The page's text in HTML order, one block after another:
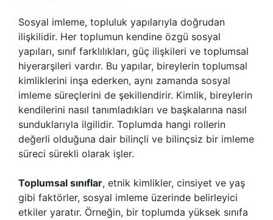
Sosyal imleme, topluluk yapılarıyla doğrudan
ilişkilidir. Her toplumun kendine özgü sosyal
yapıları, sınıf farklılıkları, güç ilişkileri ve toplumsal
hiyerarşileri vardır. Bu yapılar, bireylerin toplumsal
kimliklerini inşa ederken, aynı zamanda sosyal
imleme süreçlerini de şekillendirir. Kimlik, bireylerin
kendilerini nasıl tanımladıkları ve başkalarına nasıl
sunduklarıyla ilgilidir. Toplumda hangi rollerin
değerli olduğuna dair bilinçli ve bilinçsiz bir imleme
süreci sürekli olarak işler.
Toplumsal sınıflar, etnik kimlikler, cinsiyet ve yaş
gibi faktörler, sosyal imleme üzerinde belirleyici
etkiler yaratır. Örneğin, bir toplumda yüksek sınıfa